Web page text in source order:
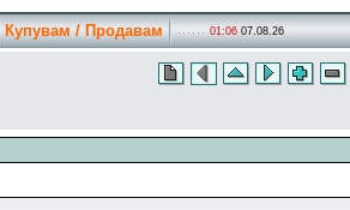
Купувам / Продавам 01:06 07.08.26